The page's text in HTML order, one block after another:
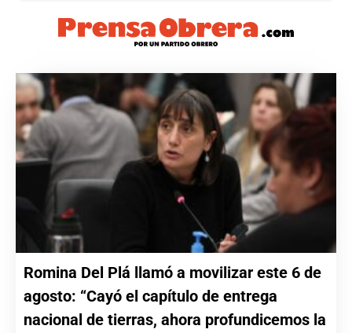
Romina Del Plá llamó a movilizar este 6 de
agosto: “Cayó el capítulo de entrega
nacional de tierras, ahora profundicemos la